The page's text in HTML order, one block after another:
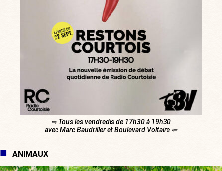
⇨ Tous les vendredis de 17h30 à 19h30
avec Marc Baudriller et Boulevard Voltaire ⇦
ANIMAUX